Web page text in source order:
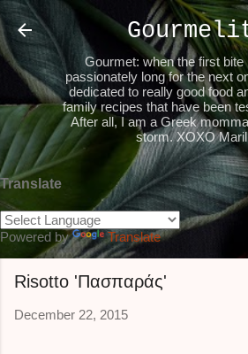
Skip to main
Gourmet: when the first
passionately long for the next
dedicated to really good food
family recipes that have been
After all, I am a Greek
storm. XOXO
Translate
Powered by Translate
Risotto 'Πασπαράς'
December 22, 2015